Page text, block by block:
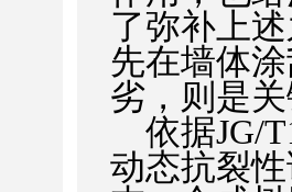
了弥补上
先在墙体
劣，则是
依据JG/
动态抗裂